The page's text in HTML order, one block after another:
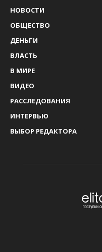
НОВОСТИ
ОБЩЕСТВО
ДЕНЬГИ
ВЛАСТЬ
В МИРЕ
ВИДЕО
РАССЛЕДОВАНИЯ
ИНТЕРВЬЮ
ВЫБОР РЕДАКТОРА